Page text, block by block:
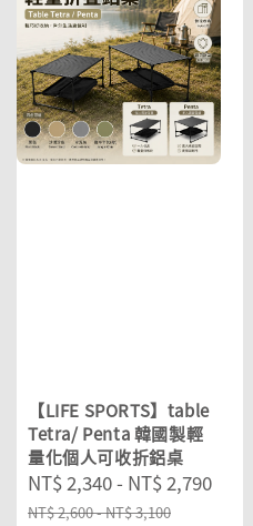
【LIFE SPORTS】table
Tetra/ Penta 韓國製輕
量化個人可收折鋁桌
Sale
price
NT$ 2,340- NT$ 2,790
NT$ 2,600-NT$ 3,100